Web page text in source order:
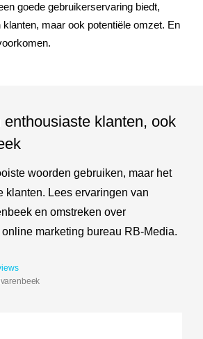
goede gebruikerservaring biedt,
klanten, maar ook potentiële omzet. En
enthousiaste klanten, ook
woorden gebruiken, maar het
klanten. Lees ervaringen van
en omstreken over
marketing bureau RB-Media.